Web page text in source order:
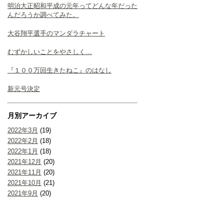
明治大正昭和平成の元年ってどんな年だった
んだろうか調べてみた。
大谷翔平選手のマンダラチャート
むずかしいことをやさしく…
『１００万回生きたねこ』のはなし
新元号決定
月別アーカイブ
2022年3月 (19)
2022年2月 (18)
2022年1月 (18)
2021年12月 (20)
2021年11月 (20)
2021年10月 (21)
2021年9月 (20)